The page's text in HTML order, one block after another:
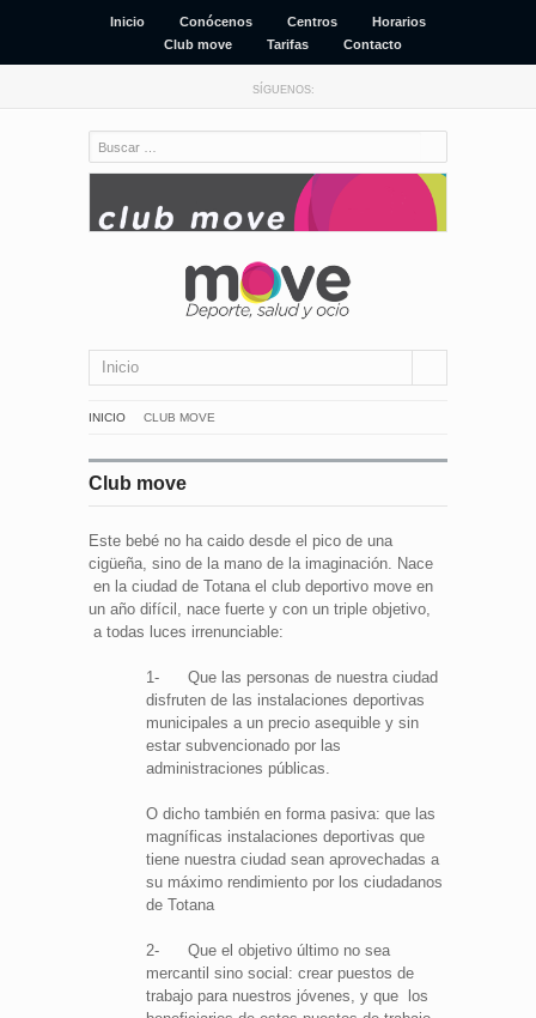
Inicio Conócenos Centros
Horarios
Club move
Tarifas Contacto
SÍGUENOS:
Inicio
INICIO CLUB MOVE
Club move
Este bebé no ha caido desde el pico de una
cigüeña, sino de la mano de la imaginación. Nace
en la ciudad de Totana el club deportivo move en
un año difícil, nace fuerte y con un triple objetivo,
a todas luces irrenunciable:
1- Que las personas de nuestra ciudad
disfruten de las instalaciones deportivas
municipales a un precio asequible y sin
estar subvencionado por las
administraciones públicas.
O dicho también en forma pasiva: que las
magníficas instalaciones deportivas que
tiene nuestra ciudad sean aprovechadas a
su máximo rendimiento por los ciudadanos
de Totana
2- Que el objetivo último no sea
mercantil sino social: crear puestos de
trabajo para nuestros jóvenes, y que los